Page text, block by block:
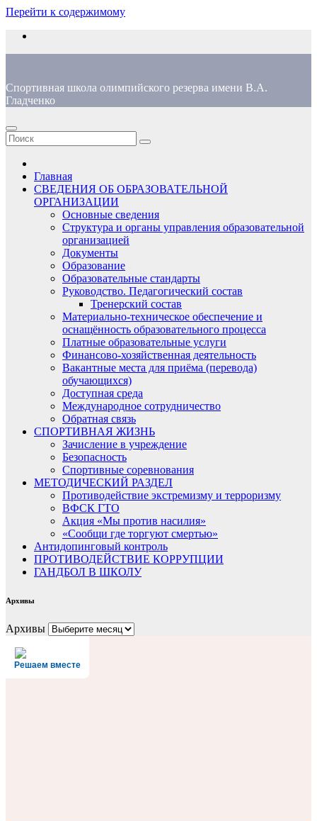
Перейти к содержимому
Спортивная школа олимпийского резерва имени В.А.
Гладченко
Главная
СВЕДЕНИЯ ОБ ОБРАЗОВАТЕЛЬНОЙ
ОРГАНИЗАЦИИ
Основные сведения
Структура и органы управления образовательной
организацией
Документы
Образование
Образовательные стандарты
Руководство. Педагогический состав
Тренерский состав
Материально-техническое обеспечение и
оснащённость образовательного процесса
Платные образовательные услуги
Финансово-хозяйственная деятельность
Вакантные места для приёма (перевода)
обучающихся)
Доступная среда
Международное сотрудничество
Обратная связь
СПОРТИВНАЯ ЖИЗНЬ
Зачисление в учреждение
Безопасность
Спортивные соревнования
МЕТОДИЧЕСКИЙ РАЗДЕЛ
Противодействие экстремизму и терроризму
ВФСК ГТО
Акция «Мы против насилия»
«Сообщи где торгуют смертью»
Антидопинговый контроль
ПРОТИВОДЕЙСТВИЕ КОРРУПЦИИ
ГАНДБОЛ В ШКОЛУ
Архивы
Архивы
Решаем вместе